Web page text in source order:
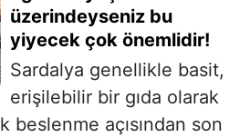
üzerindeyseniz bu
yiyecek çok önemlidir!
Sardalya genellikle basit,
erişilebilir bir gıda olarak
beslenme açısından son